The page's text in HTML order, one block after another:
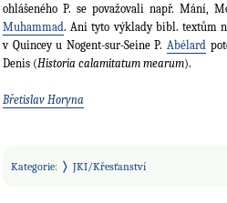
ohlášeného P. se považovali např. Mání,
Muhammad. Ani tyto výklady bibl. textům
v Quincey u Nogent-sur-Seine P. Abélard
Denis (Historia calamitatum mearum).
Břetislav Horyna
Kategorie: JKI/Křesťanství